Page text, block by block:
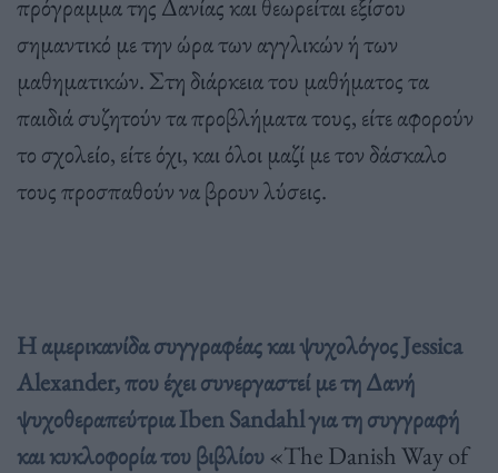
σημαντικό με την ώρα των αγγλικών ή των
μαθηματικών. Στη διάρκεια του μαθήματος τα
παιδιά συζητούν τα προβλήματα τους, είτε αφορούν
το σχολείο, είτε όχι, και όλοι μαζί με τον δάσκαλο
τους προσπαθούν να βρουν λύσεις.
Η αμερικανίδα συγγραφέας και ψυχολόγος Jessica
Alexander, που έχει συνεργαστεί με τη Δανή
ψυχοθεραπεύτρια Iben Sandahl για τη συγγραφή
και κυκλοφορία του βιβλίου«The Danish Way of